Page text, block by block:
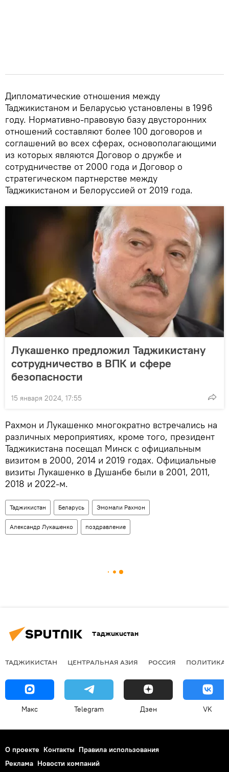
Дипломатические отношения между
Таджикистаном и Беларусью установлены в 1996
году. Нормативно-правовую базу двусторонних
отношений составляют более 100 договоров и
соглашений во всех сферах, основополагающими
из которых являются Договор о дружбе и
сотрудничестве от 2000 года и Договор о
стратегическом партнерстве между
Таджикистаном и Белоруссией от 2019 года.
Лукашенко предложил Таджикистану
сотрудничество в ВПК и сфере
безопасности
15 января 2024, 17:55
Рахмон и Лукашенко многократно встречались на
различных мероприятиях, кроме того, президент
Таджикистана посещал Минск с официальным
визитом в 2000, 2014 и 2019 годах. Официальные
визиты Лукашенко в Душанбе были в 2001, 2011,
2018 и 2022-м.
Таджикистан Беларусь Эмомали Рахмон
Александр Лукашенко поздравление
Таджикистан
ТАДЖИКИСТАН ЦЕНТРАЛЬНАЯ АЗИЯ РОССИЯ ПОЛИТИКА
Макс Telegram Дзен VK
О проекте Контакты Правила использования
Реклама Новости компаний